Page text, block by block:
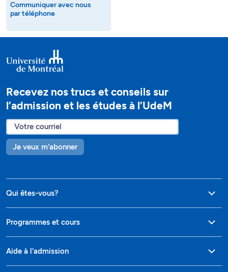
Communiquer avec nous
par téléphone
Recevez nos trucs et conseils sur
l’admission et les études à l’UdeM
Je veux m'abonner
Qui êtes-vous?
Programmes et cours
Aide à l'admission